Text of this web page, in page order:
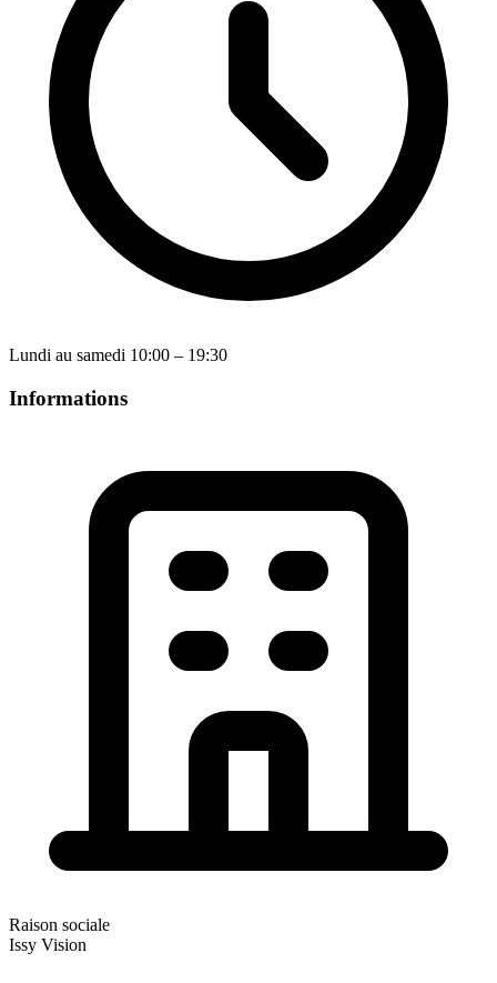
Lundi au samedi 10:00 – 19:30
Informations
Raison sociale
Issy Vision